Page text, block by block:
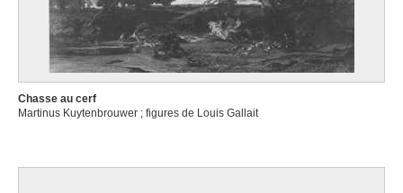
Chasse au cerf
Martinus Kuytenbrouwer ; figures de Louis Gallait